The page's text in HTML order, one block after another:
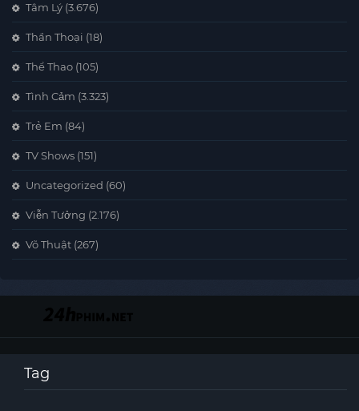
Tâm Lý (3.676)
Thần Thoại (18)
Thể Thao (105)
Tình Cảm (3.323)
Trẻ Em (84)
TV Shows (151)
Uncategorized (60)
Viễn Tưởng (2.176)
Võ Thuật (267)
Tag